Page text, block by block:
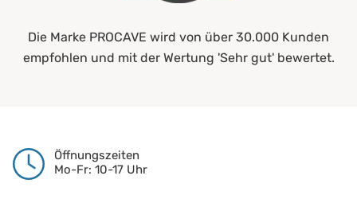
Die Marke PROCAVE wird von über 30.000 Kunden
empfohlen und mit der Wertung 'Sehr gut' bewertet.
Öffnungszeiten
Mo-Fr: 10-17 Uhr